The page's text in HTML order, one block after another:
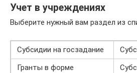
Учет в учреждениях
Выберите нужный вам раздел из
Субсидии на госзадание
Гранты в форме